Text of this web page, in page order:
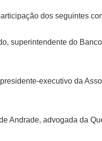
dos seguintes
superintendente do
executivo da
Andrade, advogada da